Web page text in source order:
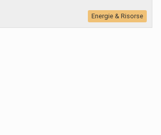
Energie & Risorse